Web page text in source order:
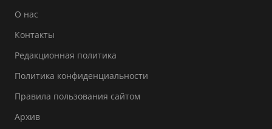
О нас
Контакты
Редакционная политика
Политика конфиденциальности
Правила пользования сайтом
Архив